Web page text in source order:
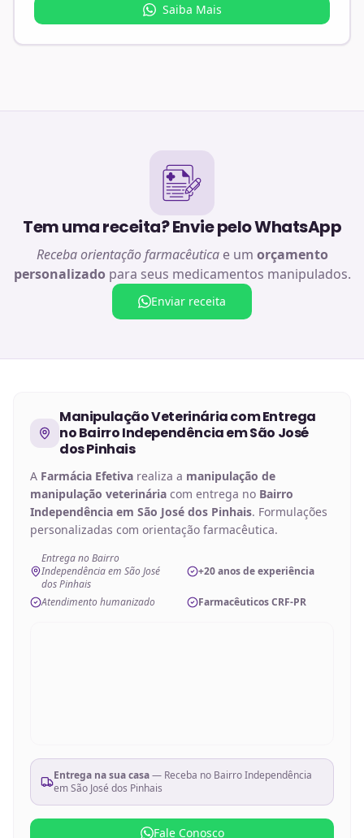
Saiba Mais
Tem uma receita? Envie pelo WhatsApp
Receba orientação farmacêuticae um orçamento
personalizado para seus medicamentos manipulados.
Enviar receita
Manipulação Veterináriacom Entrega
noBairro Independência em São José
dos Pinhais
A Farmácia Efetiva realiza a manipulação de
manipulação veterinária com entrega no Bairro
Independência em São José dos Pinhais. Formulações
personalizadas com orientação farmacêutica.
Entrega no Bairro
Independência em São José
dos Pinhais
+20 anos de experiência
Atendimento humanizado Farmacêuticos CRF-PR
Entrega na sua casa— Receba no Bairro Independência
em São José dos Pinhais
Fale Conosco